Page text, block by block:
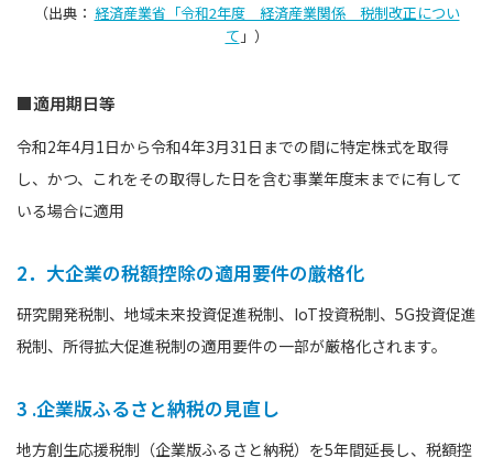
（出典： 経済産業省「令和2年度 経済産業関係 税制改正につい
て 」）
■適用期日等
令和2年4月1日から令和4年3月31日までの間に特定株式を取得
し、かつ、これをその取得した日を含む事業年度末までに有して
いる場合に適用
2．大企業の税額控除の適用要件の厳格化
研究開発税制、地域未来投資促進税制、IoT投資税制、5G投資促進
税制、所得拡大促進税制の適用要件の一部が厳格化されます。
3 .企業版ふるさと納税の見直し
地方創生応援税制（企業版ふるさと納税）を5年間延長し、税額控